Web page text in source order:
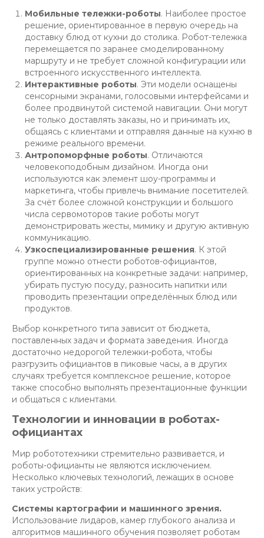
Мобильные тележки-роботы. Наиболее простое
решение, ориентированное в первую очередь на
доставку блюд от кухни до столика. Робот-тележка
перемещается по заранее смоделированному
маршруту и не требует сложной конфигурации или
встроенного искусственного интеллекта.
Интерактивные роботы. Эти модели оснащены
сенсорными экранами, голосовыми интерфейсами и
более продвинутой системой навигации. Они могут
не только доставлять заказы, но и принимать их,
общаясь с клиентами и отправляя данные на кухню в
режиме реального времени.
Антропоморфные роботы. Отличаются
человекоподобным дизайном. Иногда они
используются как элемент шоу-программы и
маркетинга, чтобы привлечь внимание посетителей.
За счёт более сложной конструкции и большого
числа сервомоторов такие роботы могут
демонстрировать жесты, мимику и другую активную
коммуникацию.
Узкоспециализированные решения. К этой
группе можно отнести роботов-официантов,
ориентированных на конкретные задачи: например,
убирать пустую посуду, разносить напитки или
проводить презентации определённых блюд или
продуктов.
Выбор конкретного типа зависит от бюджета,
поставленных задач и формата заведения. Иногда
достаточно недорогой тележки-робота, чтобы
разгрузить официантов в пиковые часы, а в других
случаях требуется комплексное решение, которое
также способно выполнять презентационные функции
и общаться с клиентами.
Технологии и инновации в роботах-
официантах
Мир робототехники стремительно развивается, и
роботы-официанты не являются исключением.
Несколько ключевых технологий, лежащих в основе
таких устройств:
Системы картографии и машинного зрения.
Использование лидаров, камер глубокого анализа и
алгоритмов машинного обучения позволяет роботам